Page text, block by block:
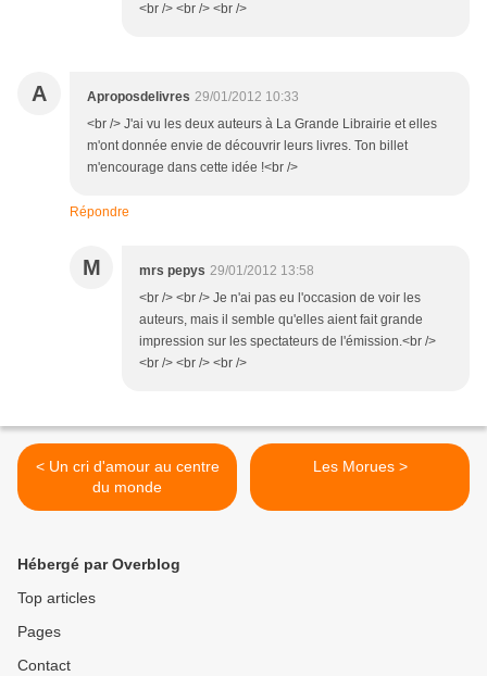
<br /> <br /> <br />
A Aproposdelivres 29/01/2012 10:33
<br /> J'ai vu les deux auteurs à La Grande Librairie et elles
m'ont donnée envie de découvrir leurs livres. Ton billet
m'encourage dans cette idée !<br />
Répondre
M mrs pepys 29/01/2012 13:58
<br /> <br /> Je n'ai pas eu l'occasion de voir les
auteurs, mais il semble qu'elles aient fait grande
impression sur les spectateurs de l'émission.<br />
<br /> <br /> <br />
< Un cri d'amour au centre
du monde
Les Morues >
Hébergé par Overblog
Top articles
Pages
Contact